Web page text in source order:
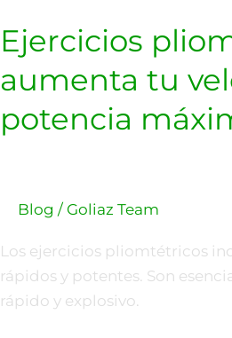
Ejercicios
aumenta tu
potencia
Blog / Goliaz Team
Los ejercicios pliomtétricos
rápidos y potentes. Son
rápido y explosivo.